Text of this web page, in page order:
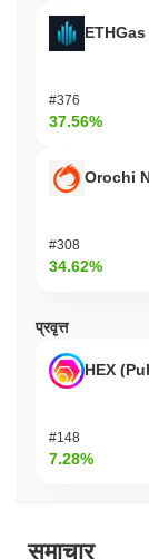
ETHGas
#376
37.56%
Orochi
#308
34.62%
प्रवृत्त
HEX
#148
7.28%
समाचार